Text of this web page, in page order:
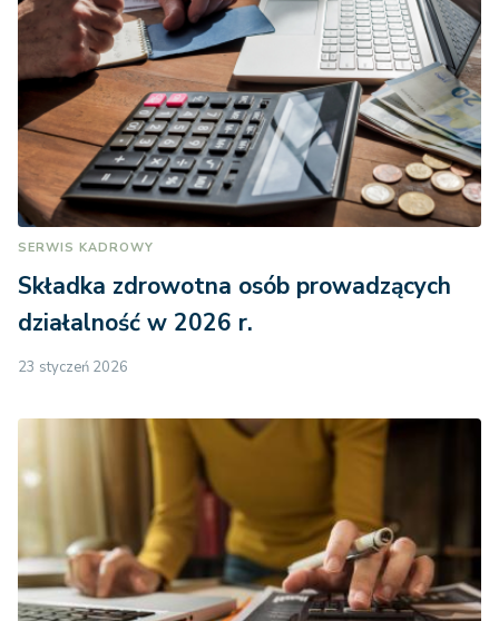
SERWIS KADROWY
Składka zdrowotna osób prowadzących
działalność w 2026 r.
23 styczeń 2026